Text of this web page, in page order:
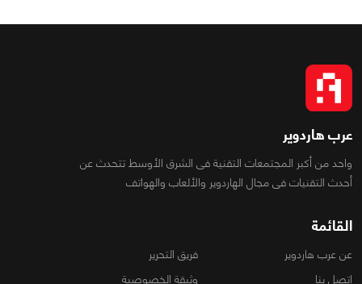
عرب هاردوير
واحد من أكبر المجتمعات التقنية فى الشرق الأوسط تتحدث عن
أحدث التقنيات فى مجال الهاردوير والألعاب والهواتف
القائمة
عن عرب هاردوير
فريق التحرير
اتصل بنا
وثيقة الخصوصية